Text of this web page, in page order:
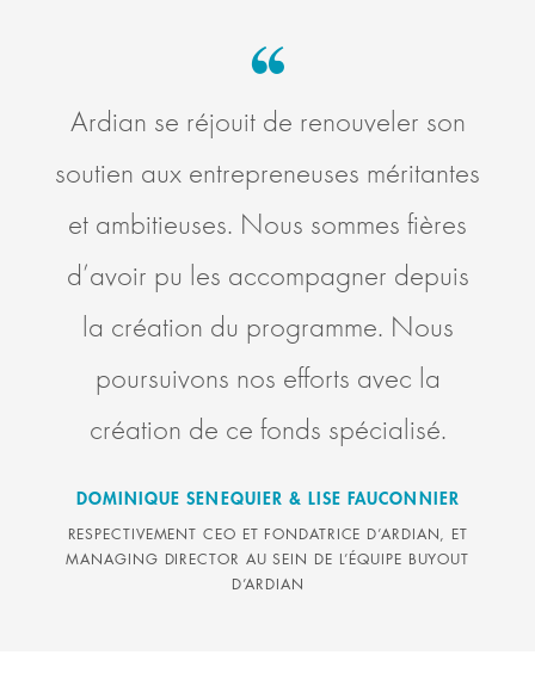
Ardian se réjouit de renouveler son
soutien aux entrepreneuses méritantes
et ambitieuses. Nous sommes fières
d’avoir pu les accompagner depuis
la création du programme. Nous
poursuivons nos efforts avec la
création de ce fonds spécialisé.
DOMINIQUE SENEQUIER & LISE FAUCONNIER
RESPECTIVEMENT CEO ET FONDATRICE D’ARDIAN, ET
MANAGING DIRECTOR AU SEIN DE L’ÉQUIPE BUYOUT
D’ARDIAN